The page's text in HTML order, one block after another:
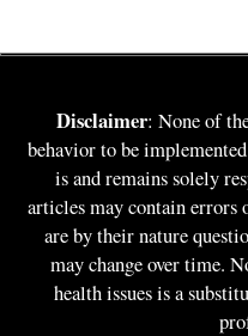
Disclaimer: None of
behavior to be
is and remains solely
articles may contain errors
are by their nature
may change over time.
health issues is a